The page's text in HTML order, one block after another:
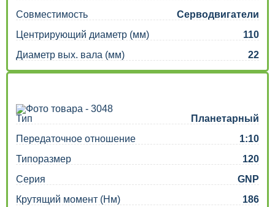
Совместимость
Серводвигатели
Центрирующий диаметр (мм)
110
Диаметр вых. вала (мм)
22
Тип
Планетарный
Передаточное отношение
1:10
Типоразмер
120
Серия
GNP
Крутящий момент (Нм)
186